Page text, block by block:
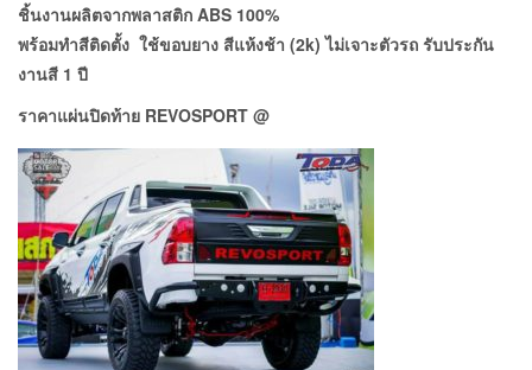
ชิ้นงานผลิตจากพลาสติก ABS 100%
พร้อมทำสีติดตั้ง ใช้ขอบยาง สีแห้งช้า (2k) ไม่เจาะตัวรถ รับประกัน
งานสี 1 ปี
ราคาแผ่นปิดท้าย REVOSPORT @